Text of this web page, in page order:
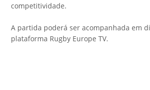
competitividade.
A partida poderá ser acompanhada em
plataforma Rugby Europe TV.